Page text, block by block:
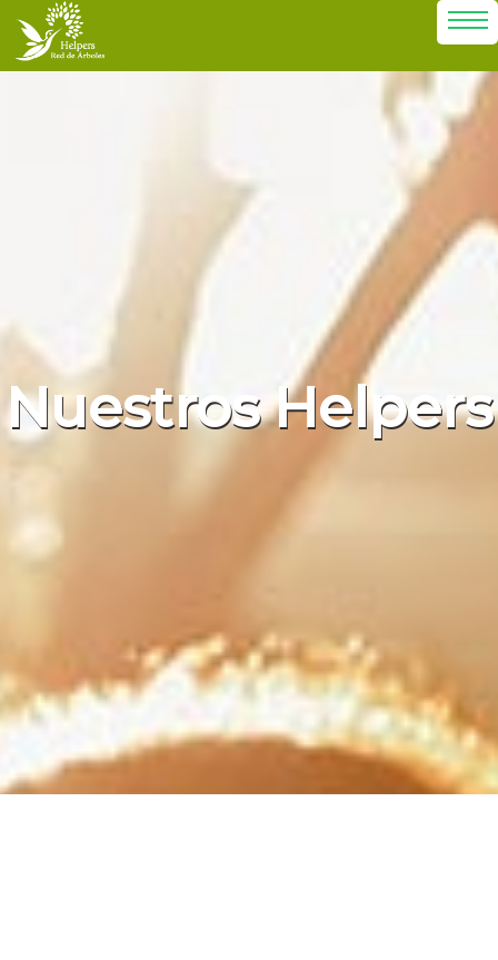
Nuestros Helpers